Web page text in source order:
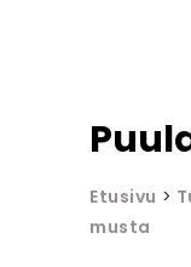
Etusivu >
musta